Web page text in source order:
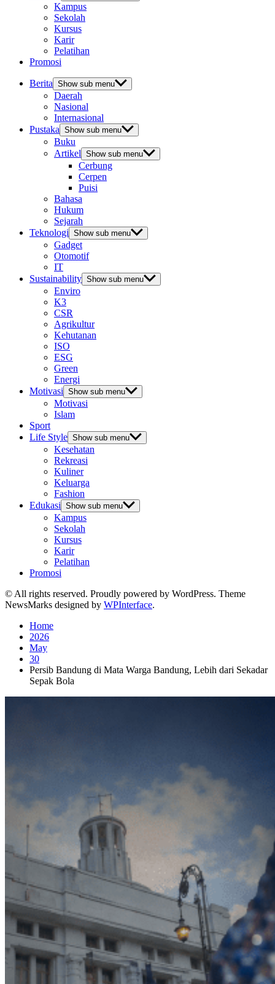
Kampus
Sekolah
Kursus
Karir
Pelatihan
Promosi
Berita Show sub menu
Daerah
Nasional
Internasional
Pustaka Show sub menu
Buku
Artikel Show sub menu
Cerbung
Cerpen
Puisi
Bahasa
Hukum
Sejarah
Teknologi Show sub menu
Gadget
Otomotif
IT
Sustainability Show sub menu
Enviro
K3
CSR
Agrikultur
Kehutanan
ISO
ESG
Green
Energi
Motivasi Show sub menu
Motivasi
Islam
Sport
Life Style Show sub menu
Kesehatan
Rekreasi
Kuliner
Keluarga
Fashion
Edukasi Show sub menu
Kampus
Sekolah
Kursus
Karir
Pelatihan
Promosi
© All rights reserved. Proudly powered by WordPress. Theme
NewsMarks designed by WPInterface.
Home
2026
May
30
Persib Bandung di Mata Warga Bandung, Lebih dari Sekadar
Sepak Bola